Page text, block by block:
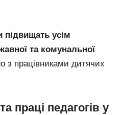
підвищать усім
та комунальної
з працівниками дитячих
праці педагогів у